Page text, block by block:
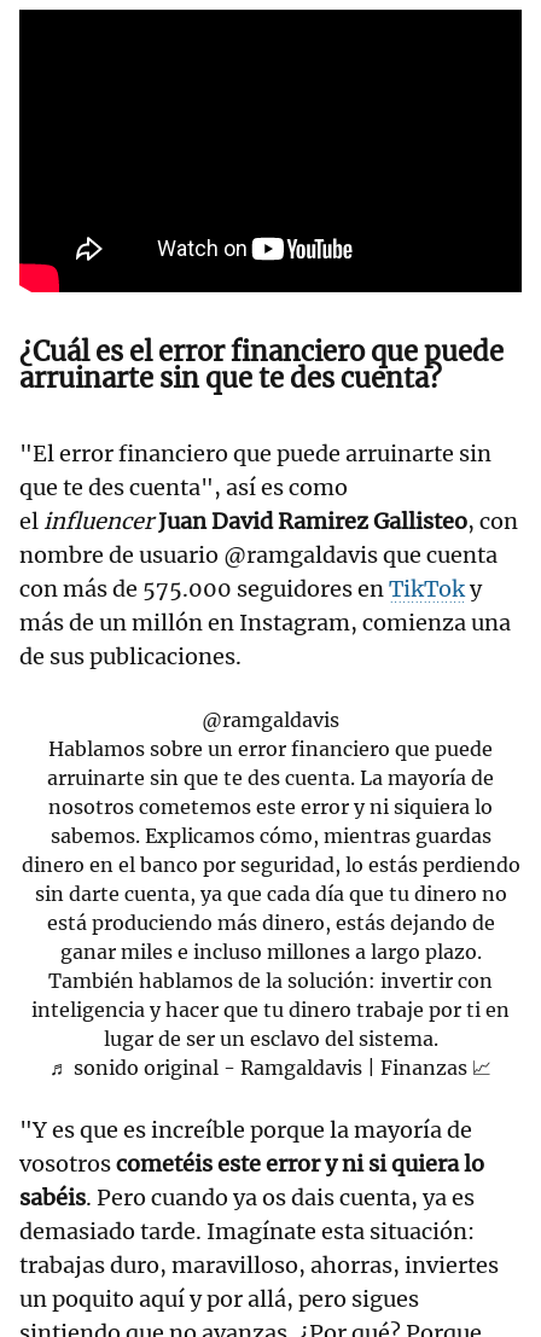
¿Cuál es el error financiero que puede
arruinarte sin que te des cuenta?
"El error financiero que puede arruinarte sin
que te des cuenta", así es como
elinfluencerJuan David Ramirez Gallisteo, con
nombre de usuario @ramgaldavis que cuenta
con más de 575.000 seguidores enTikToky
más de un millón en Instagram, comienza una
de sus publicaciones.
@ramgaldavis
Hablamos sobre un error financiero que puede
arruinarte sin que te des cuenta. La mayoría de
nosotros cometemos este error y ni siquiera lo
sabemos. Explicamos cómo, mientras guardas
dinero en el banco por seguridad, lo estás perdiendo
sin darte cuenta, ya que cada día que tu dinero no
está produciendo más dinero, estás dejando de
ganar miles e incluso millones a largo plazo.
También hablamos de la solución: invertir con
inteligencia y hacer que tu dinero trabaje por ti en
lugar de ser un esclavo del sistema.
♬ sonido original - Ramgaldavis | Finanzas 📈
"Y es que es increíble porque la mayoría de
vosotroscometéis este error y ni si quiera lo
sabéis. Pero cuando ya os dais cuenta, ya es
demasiado tarde. Imagínate esta situación:
trabajas duro, maravilloso, ahorras, inviertes
un poquito aquí y por allá, pero sigues